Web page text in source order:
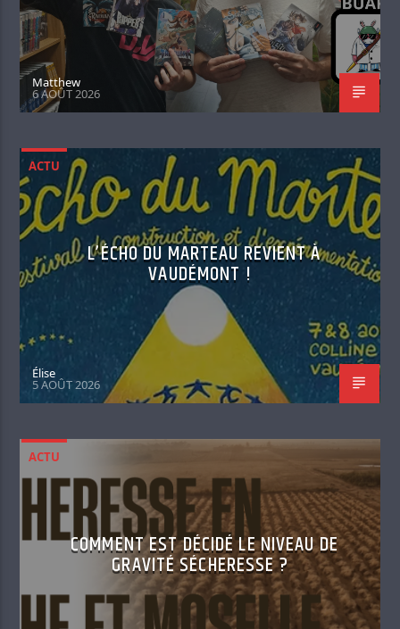
Matthew
6 AOÛT 2026
ACTU
L’ÉCHO DU MARTEAU REVIENT À
VAUDÉMONT !
Élise
5 AOÛT 2026
ACTU
COMMENT EST DÉCIDÉ LE NIVEAU DE
GRAVITÉ SÉCHERESSE ?